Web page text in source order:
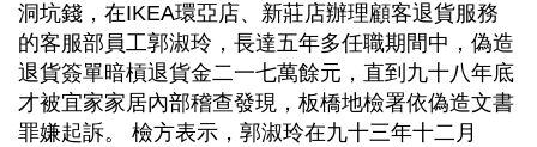
洞坑錢，在IKEA環亞店、新莊店辦理顧客退貨服務
的客服部員工郭淑玲，長達五年多任職期間中，偽造
退貨簽單暗槓退貨金二一七萬餘元，直到九十八年底
才被宜家家居內部稽查發現，板橋地檢署依偽造文書
罪嫌起訴。 檢方表示，郭淑玲在九十三年十二月